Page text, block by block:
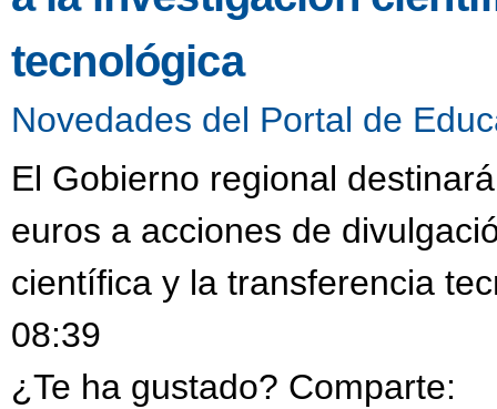
tecnológica
Novedades del Portal de
El Gobierno regional
euros a acciones de
científica y la transferencia
08:39
¿Te ha gustado? Comparte: